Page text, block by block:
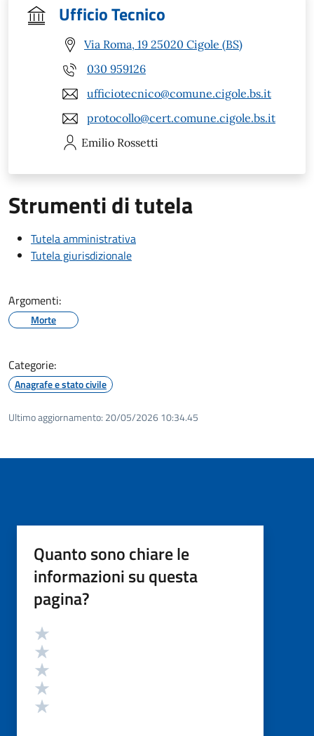
Ufficio Tecnico
Via Roma, 19 25020 Cigole (BS)
030 959126
ufficiotecnico@comune.cigole.bs.it
protocollo@cert.comune.cigole.bs.it
Emilio Rossetti
Strumenti di tutela
Tutela amministrativa
Tutela giurisdizionale
Argomenti:
Morte
Categorie:
Anagrafe e stato civile
Ultimo aggiornamento: 20/05/2026 10:34.45
Quanto sono chiare le
informazioni su questa
pagina?
Valutazione